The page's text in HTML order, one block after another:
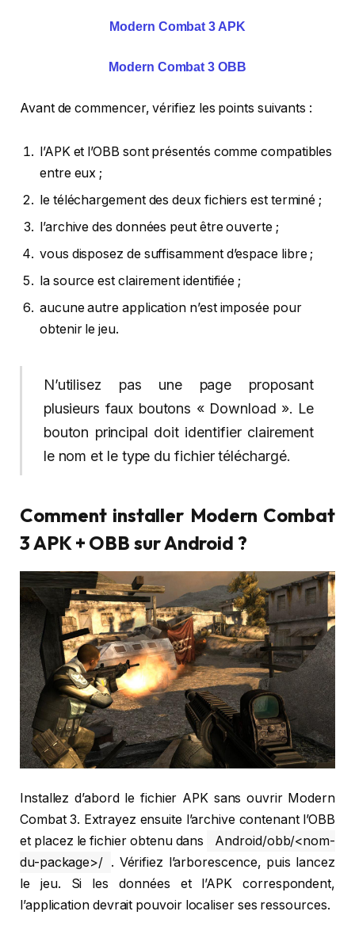
Modern Combat 3 APK
Modern Combat 3 OBB
Avant de commencer, vérifiez les points suivants :
l’APK et l’OBB sont présentés comme compatibles
entre eux ;
le téléchargement des deux fichiers est terminé ;
l’archive des données peut être ouverte ;
vous disposez de suffisamment d’espace libre ;
la source est clairement identifiée ;
aucune autre application n’est imposée pour
obtenir le jeu.
N’utilisez pas une page proposant
plusieurs faux boutons « Download ». Le
bouton principal doit identifier clairement
le nom et le type du fichier téléchargé.
Comment installer Modern Combat
3 APK + OBB sur Android ?
Installez d’abord le fichier APK sans ouvrir Modern
Combat 3. Extrayez ensuite l’archive contenant l’OBB
et placez le fichier obtenu dans
Android/obb/<nom-
du-package>/ . Vérifiez l’arborescence, puis lancez
le jeu. Si les données et l’APK correspondent,
l’application devrait pouvoir localiser ses ressources.